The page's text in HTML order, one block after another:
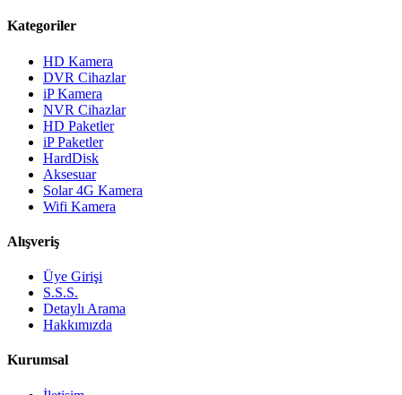
Kategoriler
HD Kamera
DVR Cihazlar
iP Kamera
NVR Cihazlar
HD Paketler
iP Paketler
HardDisk
Aksesuar
Solar 4G Kamera
Wifi Kamera
Alışveriş
Üye Girişi
S.S.S.
Detaylı Arama
Hakkımızda
Kurumsal